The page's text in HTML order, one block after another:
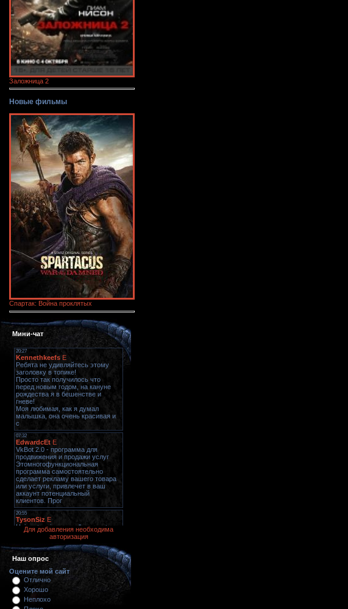
Заложница 2
Новые фильмы
Спартак: Война проклятых
Мини-чат
Для добавления необходима
авторизация
Наш опрос
Оцените мой сайт
Отлично
Хорошо
Неплохо